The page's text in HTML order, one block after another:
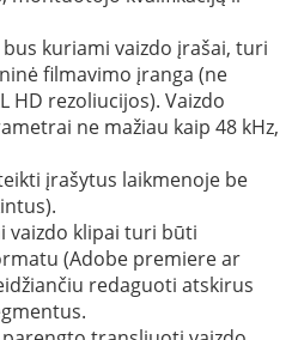
kuriami vaizdo įrašai, turi
filmavimo įranga (ne
HD rezoliucijos). Vaizdo
ne mažiau kaip 48 kHz,
įrašytus laikmenoje be
vaizdo klipai turi būti
(Adobe premiere ar
redaguoti atskirus